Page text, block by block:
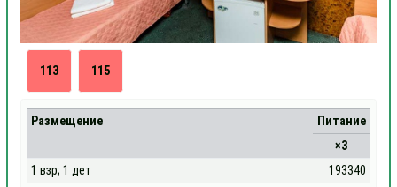
113 115
Размещение
Питание
×3
1 взр; 1 дет
193340